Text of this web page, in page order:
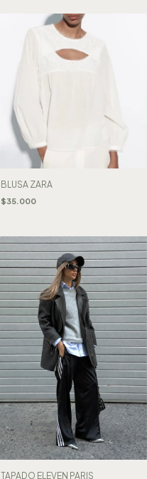
BLUSA ZARA
$35.000
TAPADO ELEVEN PARIS